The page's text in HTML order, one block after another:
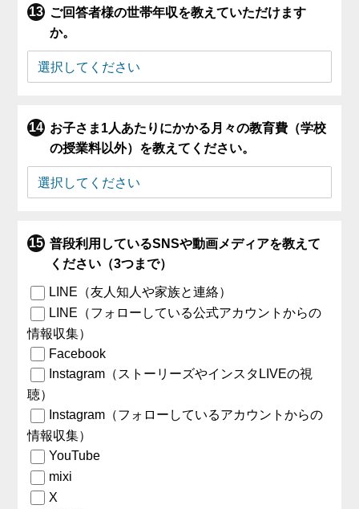
ご回答者様の世帯年収を教えていただけます
か。
お子さま1人あたりにかかる月々の教育費（学校
の授業料以外）を教えてください。
普段利用しているSNSや動画メディアを教えて
ください（3つまで）
LINE（友人知人や家族と連絡）
LINE（フォローしている公式アカウントからの
情報収集）
Facebook
Instagram（ストーリーズやインスタLIVEの視
聴）
Instagram（フォローしているアカウントからの
情報収集）
YouTube
mixi
X